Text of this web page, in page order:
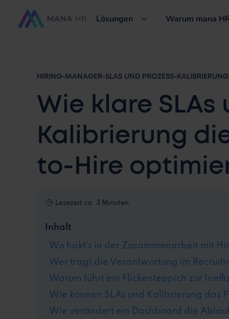
Lösungen Warum mana
HIRING-MANAGER-SLAS UND PROZESS-
Wie klare SLAs
Kalibrierung
to-Hire
Lesezeit ca. 3 Minuten
Inhalt
Wo hakt's in der Zusammenarbeit mit
Wer trägt die Verantwortung im
Warum führt ein Flickenteppich zur
Wie können SLAs und Kalibrierung das
Wie verändert ein Dashboard die